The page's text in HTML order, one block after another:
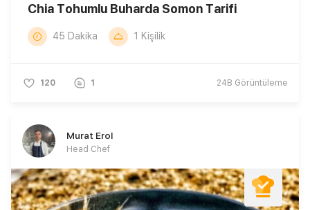
Chia Tohumlu Buharda Somon Tarifi
45 Dakika 1 Kişilik
120 1 24B Görüntüleme
Murat Erol
Head Chef